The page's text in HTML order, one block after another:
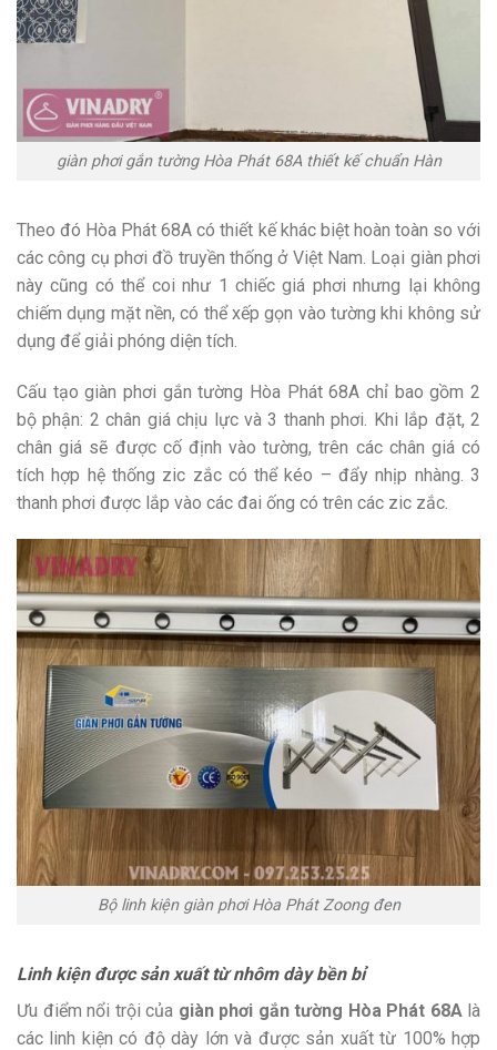
giàn phơi gắn tường Hòa Phát 68A thiết kế chuẩn Hàn
Theo đó Hòa Phát 68A có thiết kế khác biệt hoàn toàn so với
các công cụ phơi đồ truyền thống ở Việt Nam. Loại giàn phơi
này cũng có thể coi như 1 chiếc giá phơi nhưng lại không
chiếm dụng mặt nền, có thể xếp gọn vào tường khi không sử
dụng để giải phóng diện tích.
Cấu tạo giàn phơi gắn tường Hòa Phát 68A chỉ bao gồm 2
bộ phận: 2 chân giá chịu lực và 3 thanh phơi. Khi lắp đặt, 2
chân giá sẽ được cố định vào tường, trên các chân giá có
tích hợp hệ thống zic zắc có thể kéo – đẩy nhịp nhàng. 3
thanh phơi được lắp vào các đai ống có trên các zic zắc.
Bộ linh kiện giàn phơi Hòa Phát Zoong đen
Linh kiện được sản xuất từ nhôm dày bền bỉ
Ưu điểm nổi trội của giàn phơi gắn tường Hòa Phát 68Alà
các linh kiện có độ dày lớn và được sản xuất từ 100% hợp